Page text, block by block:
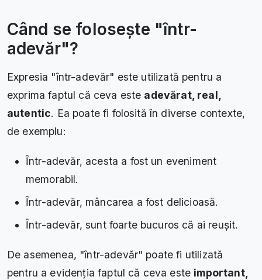
Când se folosește "ȋntr-
adevăr"?
Expresia "ȋntr-adevăr" este utilizată pentru a
exprima faptul că ceva este adevărat, real,
autentic. Ea poate fi folosită în diverse contexte,
de exemplu:
Ȋntr-adevăr, acesta a fost un eveniment
memorabil.
Ȋntr-adevăr, mâncarea a fost delicioasă.
Ȋntr-adevăr, sunt foarte bucuros că ai reușit.
De asemenea, "ȋntr-adevăr" poate fi utilizată
pentru a evidenția faptul că ceva este important,